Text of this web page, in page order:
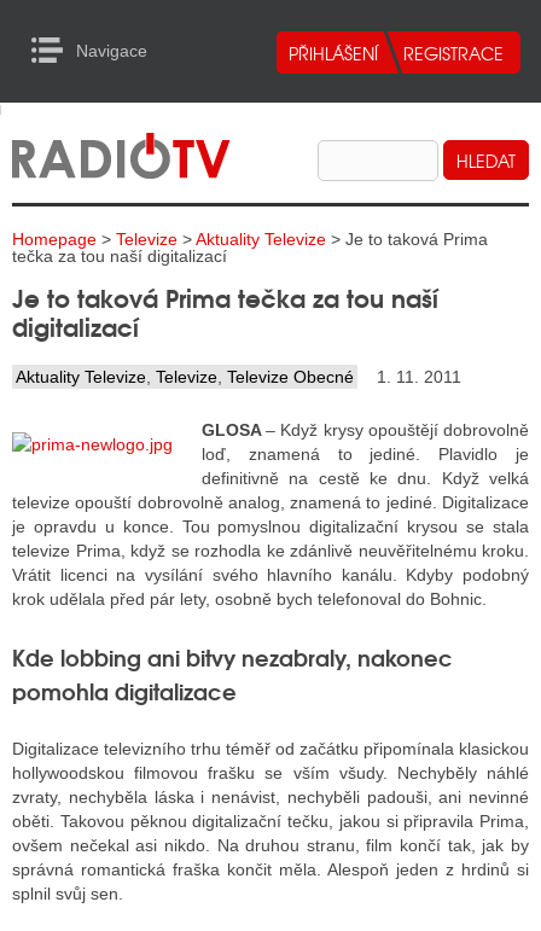
Navigace
RADIA
TELEVIZE
INTERNET
TISK
RADIA
VYSÍLAČE
TELEVIZÍ
INTERNET
RÁDIA
STRÁNKY RÁDIÍ
to Content
Homepage > Televize >Aktuality Televize > Je to taková Prima
tečka za tou naší digitalizací
Je to taková Prima tečka za tou naší
digitalizací
Aktuality Televize Televize Televize Obecné 1. 11. 2011
GLOSA– Když krysy opouštějí dobrovolně
loď, znamená to jediné. Plavidlo je
definitivně na cestě ke dnu. Když velká
televize opouští dobrovolně analog, znamená to jediné. Digitalizace
je opravdu u konce. Tou pomyslnou digitalizační krysou se stala
televize Prima, když se rozhodla ke zdánlivě neuvěřitelnému kroku.
Vrátit licenci na vysílání svého hlavního kanálu. Kdyby podobný
krok udělala před pár lety, osobně bych telefonoval do Bohnic.
Kde lobbing ani bitvy nezabraly, nakonec
pomohla digitalizace
Digitalizace televizního trhu téměř od začátku připomínala klasickou
hollywoodskou filmovou frašku se vším všudy. Nechyběly náhlé
zvraty, nechyběla láska i nenávist, nechyběli padouši, ani nevinné
oběti. Takovou pěknou digitalizační tečku, jakou si připravila Prima,
ovšem nečekal asi nikdo. Na druhou stranu, film končí tak, jak by
správná romantická fraška končit měla. Alespoň jeden z hrdinů si
splnil svůj sen.